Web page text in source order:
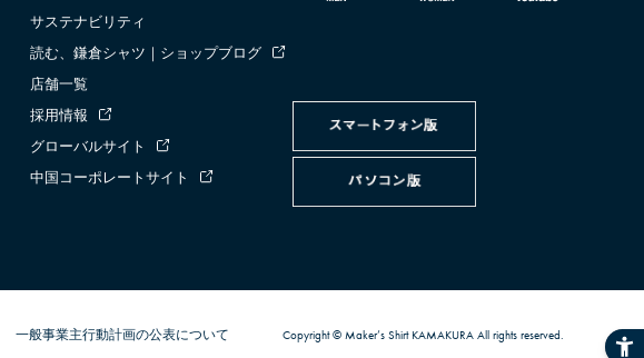
サステナビリティ
読む、鎌倉シャツ｜ショップブログ
店舗一覧
採用情報
グローバルサイト
中国コーポレートサイト
一般事業主行動計画の公表について Copyright © Maker’s Shirt KAMAKURA All rights reserved.